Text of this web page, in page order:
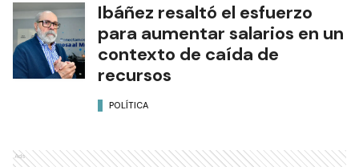
Ibáñez resaltó el esfuerzo
para aumentar salarios en un
contexto de caída de
recursos
POLÍTICA
Ads